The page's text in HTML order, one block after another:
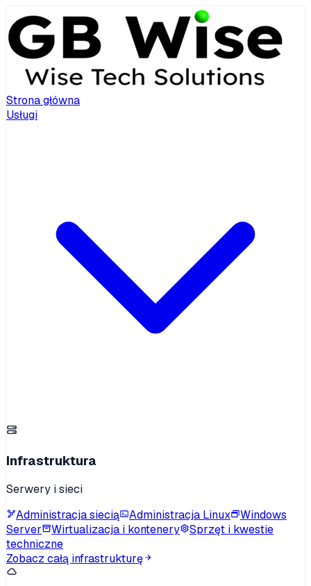
Strona główna
Usługi
Infrastruktura
Serwery i sieci
Administracja siecią
Administracja Linux
Windows
Server
Wirtualizacja i kontenery
Sprzęt i kwestie
techniczne
Zobacz całą infrastrukturę